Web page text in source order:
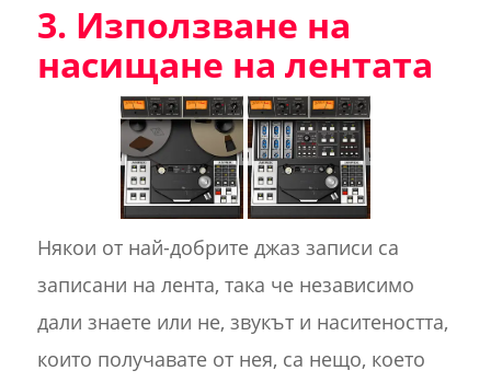
3. Използване на
насищане на лентата
Някои от най-добрите джаз записи са
записани на лента, така че независимо
дали знаете или не, звукът и наситеността,
които получавате от нея, са нещо, което